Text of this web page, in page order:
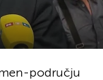
području